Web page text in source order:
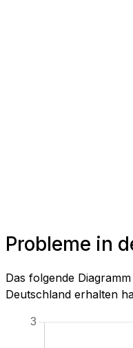
Probleme in
Das folgende
Deutschland erhalten